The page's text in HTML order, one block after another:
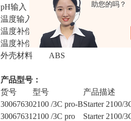
助您的吗？
pH输入
BNC，阻抗>10e+12Ω
温度输入
Cinch，NTC30kΩ
温度补偿
自动或手动温度补偿
温度补偿范围
0℃~100℃
外壳材料
ABS
产品型号：
货号
型号
产品描述
300676302100 /3C pro-BStarter 2100/
30067631 2100 /3C pro
Starter 2100/